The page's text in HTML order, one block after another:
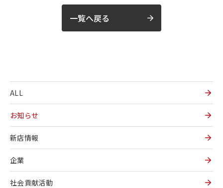
ALL
お知らせ
新店情報
企業
社会貢献活動
一覧へ戻る